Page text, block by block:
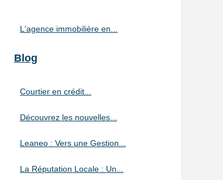
L'agence immobilière en...
Blog
Courtier en crédit...
Découvrez les nouvelles...
Leaneo : Vers une Gestion...
La Réputation Locale : Un...